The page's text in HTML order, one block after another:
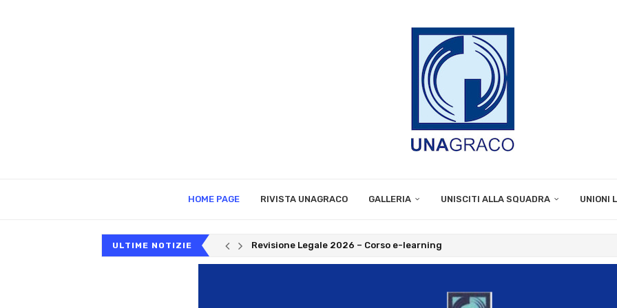
HOME PAGE RIVISTA UNAGRACO GALLERIA UNISCITI ALLA SQUADRA UNIONI
ULTIME NOTIZIE Revisione Legale 2026 – Corso e-learning
Revisione Legale e Sostenibilità 2026 – Corso e-learning
La Revisione negli Enti Locali 2026 – Corso e-learning